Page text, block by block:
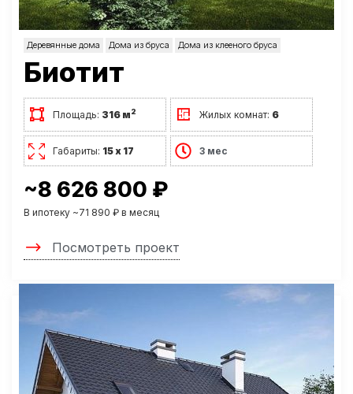
Деревянные дома Дома из бруса Дома из клееного бруса
Биотит
Площадь: 316 м2 Жилых комнат: 6
Габариты: 15 х 17 3 мес
~8 626 800 ₽
В ипотеку ~71 890 ₽ в месяц
Посмотреть проект